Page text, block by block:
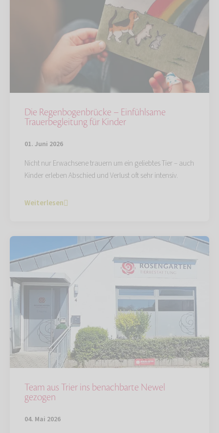
Die Regenbogenbrücke – Einfühlsame
Trauerbegleitung für Kinder
01. Juni 2026
Nicht nur Erwachsene trauern um ein geliebtes Tier – auch
Kinder erleben Abschied und Verlust oft sehr intensiv.
Weiterlesen
Team aus Trier ins benachbarte Newel
gezogen
04. Mai 2026